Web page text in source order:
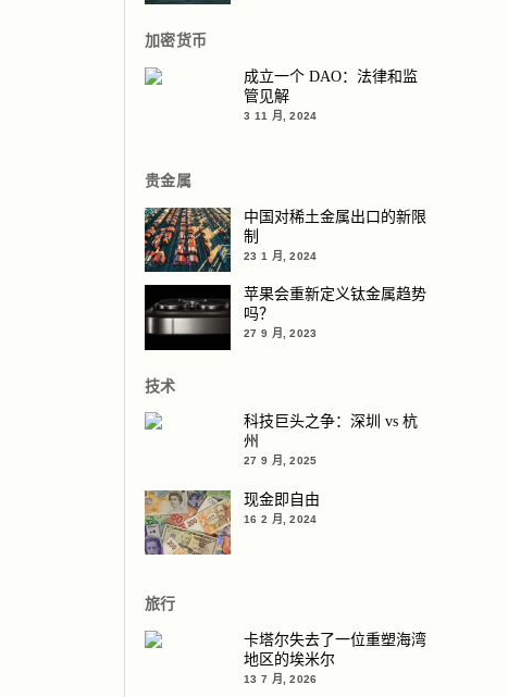
加密货币
成立一个 DAO：法律和监
管见解
3 11 月, 2024
贵金属
中国对稀土金属出口的新限
制
23 1 月, 2024
苹果会重新定义钛金属趋势
吗？
27 9 月, 2023
技术
科技巨头之争：深圳 vs 杭
州
27 9 月, 2025
现金即自由
16 2 月, 2024
旅行
卡塔尔失去了一位重塑海湾
地区的埃米尔
13 7 月, 2026